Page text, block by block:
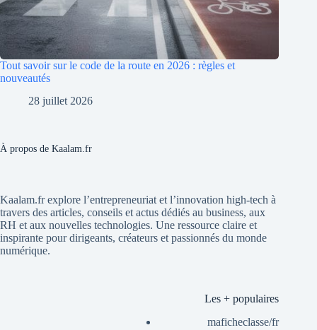
Tout savoir sur le code de la route en 2026 : règles et
nouveautés
28 juillet 2026
À propos de Kaalam.fr
Kaalam.fr explore l’entrepreneuriat et l’innovation high-tech à
travers des articles, conseils et actus dédiés au business, aux
RH et aux nouvelles technologies. Une ressource claire et
inspirante pour dirigeants, créateurs et passionnés du monde
numérique.
Les + populaires
maficheclasse/fr